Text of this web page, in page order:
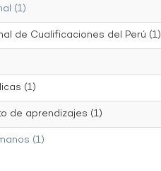
(1)
de Cualificaciones del Perú (1)
(1)
de aprendizajes (1)
(1)